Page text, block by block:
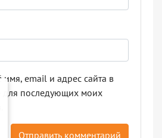
имя, email и адрес сайта в
для последующих моих